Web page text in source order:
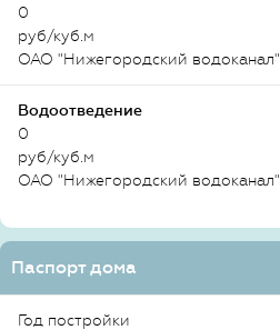
0
руб/куб.м
ОАО "Нижегородский водоканал"
Водоотведение
0
руб/куб.м
ОАО "Нижегородский водоканал"
Паспорт дома
Год постройки